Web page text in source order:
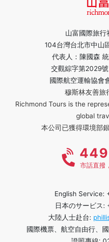
山富國際旅行
104台灣台北市中山
代表人：陳國森
交觀綜字第2029
國際航空運輸協會
穆斯林友善旅
Richmond Tours is the
global
本公司已獲得環境部
市話直撥
English Service:
日本のサービス
大陸人士赴台:
國際機票、航空自由行、